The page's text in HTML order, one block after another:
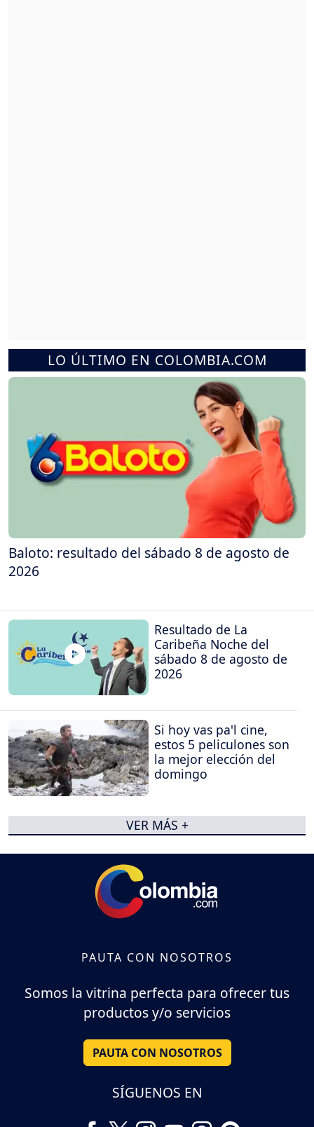
LO ÚLTIMO EN COLOMBIA.COM
Baloto: resultado del sábado 8 de agosto de
2026
Resultado de La
Caribeña Noche del
sábado 8 de agosto de
2026
Si hoy vas pa'l cine,
estos 5 peliculones son
la mejor elección del
domingo
VER MÁS +
PAUTA CON NOSOTROS
Somos la vitrina perfecta para ofrecer tus
productos y/o servicios
PAUTA CON NOSOTROS
SÍGUENOS EN